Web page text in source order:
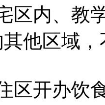
区内、教
他区域
区开办饮